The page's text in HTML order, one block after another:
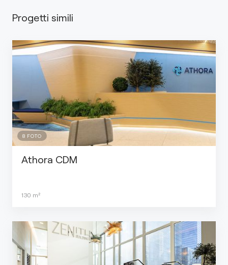
Progetti simili
8 FOTO
Athora CDM
130 m²